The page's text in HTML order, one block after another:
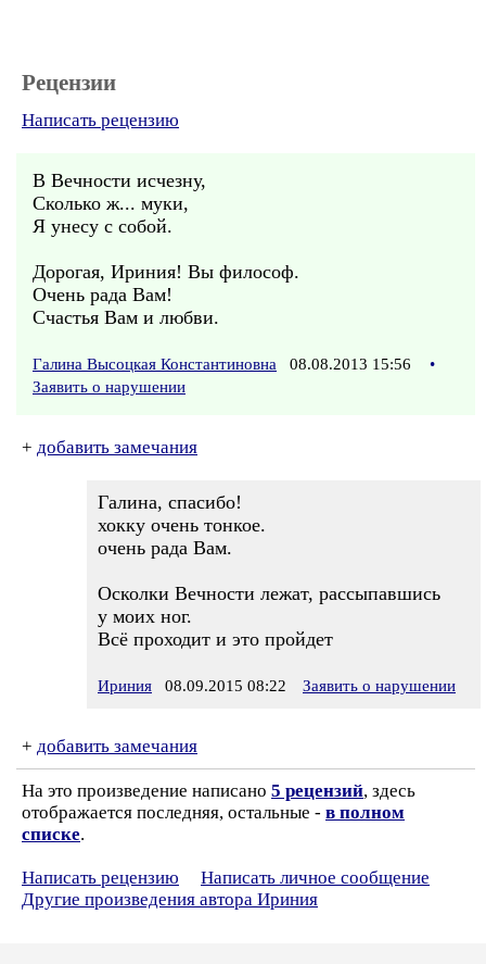
Рецензии
Написать рецензию
В Вечности исчезну,
Сколько ж... муки,
Я унесу с собой.
Дорогая, Ириния! Вы философ.
Очень рада Вам!
Счастья Вам и любви.
Галина Высоцкая Константиновна 08.08.2013 15:56
•
Заявить о нарушении
+ добавить замечания
Галина, спасибо!
хокку очень тонкое.
очень рада Вам.
Осколки Вечности лежат, рассыпавшись
у моих ног.
Всё проходит и это пройдет
Ириния 08.09.2015 08:22 Заявить о нарушении
+ добавить замечания
На это произведение написано 5 рецензий, здесь
отображается последняя, остальные - в полном
списке.
Написать рецензию
Написать личное сообщение
Другие произведения автора Ириния